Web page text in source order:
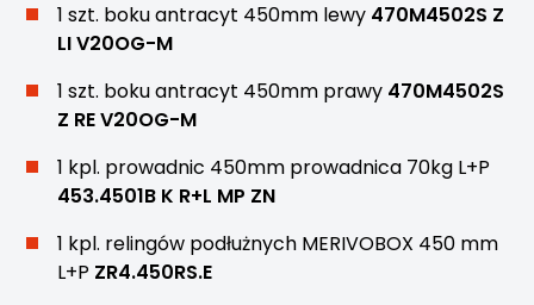
1 szt. boku antracyt 450mm lewy 470M4502S Z
LI V20OG-M
1 szt. boku antracyt 450mm prawy 470M4502S
Z RE V20OG-M
1 kpl. prowadnic 450mm prowadnica 70kg L+P
453.4501B K R+L MP ZN
1 kpl. relingów podłużnych MERIVOBOX 450 mm
L+P ZR4.450RS.E